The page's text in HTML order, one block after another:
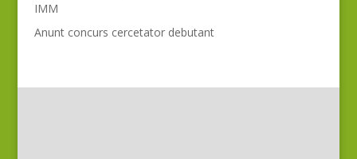
IMM
Anunt concurs cercetator debutant